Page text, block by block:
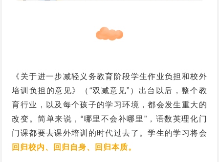
《关于进一步减轻义务教育阶段学生作业负担和校外
培训负担的意见》（“双减意见”）出台以后，整个教
育行业，以及每个孩子的学习环境，都会发生重大的
改变。简单来说，“哪里不会补哪里”，语数英理化门
门课都要去课外培训的时代过去了。学生的学习将会
回归校内、回归自身、回归本质。